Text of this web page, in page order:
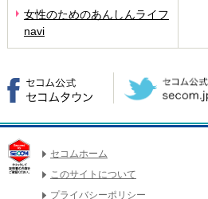
女性のためのあんしんライフ
navi
セコムホーム
このサイトについて
プライバシーポリシー